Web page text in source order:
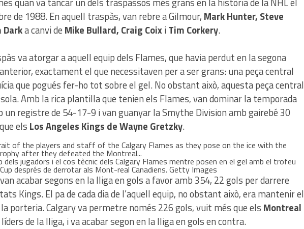
de 1988. En aquell traspàs, van rebre a Gilmour, Mark Hunter, Steve
Darka canvi de Mike Bullard, Craig CoixiTim Corkery.
va atorgar a aquell equip dels Flames, que havia perdut en la segona
exactament el que necessitaven per a ser grans: una peça central
que pogués fer-ho tot sobre el gel. No obstant això, aquesta peça central
Amb la rica plantilla que tenien els Flames, van dominar la temporada
un registre de 54-17-9 i van guanyar la Smythe Division amb gairebé 30
els Los Angeles Kings de Wayne Gretzky.
dels jugadors i el cos tècnic dels Calgary Flames mentre posen en el gel amb el trofeu
després de derrotar als Mont-real Canadiens. Getty Images
acabar segons en la lliga en gols a favor amb 354, 22 gols per darrere
Kings. El pa de cada dia de l’aquell equip, no obstant això, era mantenir el
porteria. Calgary va permetre només 226 gols, vuit més que els Montreal
líders de la lliga, i va acabar segon en la lliga en gols en contra.